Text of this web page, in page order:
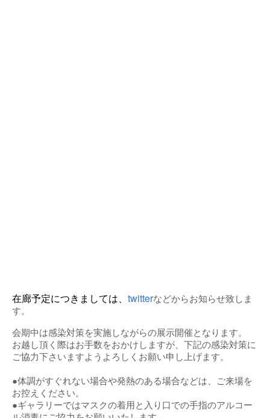
在廊予定につきましては、 twitterなどからお知らせ致しま
す。
会期中は感染対策を実施しながらの展示開催となります。
お越し頂く際はお手数をおかけしますが、下記の感染対策に
ご協力下さいますようよろしくお願い申し上げます。
●体調がすぐれない場合や発熱のある場合などは、ご来場を
お控えください。
●ギャラリーではマスクの着用と入り口での手指のアルコー